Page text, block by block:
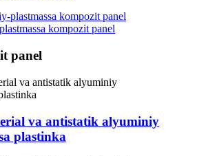
kompozit panel
panel
va antistatik alyuminiy
plastinka